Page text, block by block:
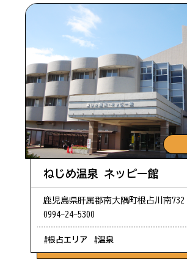
ねじめ温泉 ネッピー館
鹿児島県肝属郡南大隅町根占川南732
0994-24-5300
#根占エリア #温泉